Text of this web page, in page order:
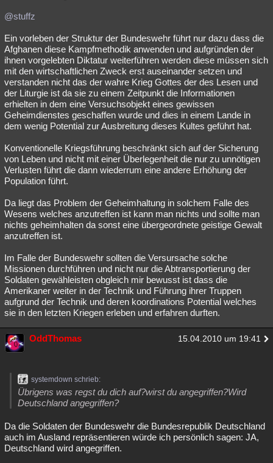
@stuffz
Ein vorleben der Struktur der Bundeswehr führt nur dazu dass die
Afghanen diese Kampfmethodik anwenden und aufgründen der
ihnen vorgelebten Diktatur weiterführen werden diese müssen sich
mit den wirtschaftlichen Zweck erst auseinander setzen und
verstanden nicht das der wahre Krieg Gottes der des Lesen und
der Liturgie ist da sie zu einem Zeitpunkt die Informationen
erhielten in dem eine Versuchsobjekt eines gewissen
Geheimdienstes geschaffen wurde und dies in einem Lande in
dem wenig Potential zur Ausbreitung dieses Kultes geführt hat.
Konventionelle Kriegsführung beschränkt sich auf der Sicherung
von Leben und nicht mit einer Überlegenheit die nur zu unnötigen
Verlusten führt die dann wiederrum eine andere Erhöhung der
Population führt.
Da liegt das Problem der Geheimhaltung in solchem Falle des
Wesens welches anzutreffen ist kann man nichts und sollte man
nichts geheimhalten da sonst eine übergeordnete geistige Gewalt
anzutreffen ist.
Im Falle der Bundeswehr sollten die Versursache solche
Missionen durchführen und nicht nur die Abtransportierung der
Soldaten gewähleisten obgleich mir bewusst ist dass die
Amerikaner weiter in der Technik und Führung ihrer Truppen
aufgrund der Technik und deren koordinations Potential welches
sie in den letzten Kriegen erleben und erfahren durften.
OddThomas 15.04.2010 um 19:41
systemdown schrieb:
Übrigens was regst du dich auf?wirst du angegriffen?Wird
Deutschland angegriffen?
Da die Soldaten der Bundeswehr die Bundesrepublik Deutschland
auch im Ausland repräsentieren würde ich persönlich sagen: JA,
Deutschland wird angegriffen.